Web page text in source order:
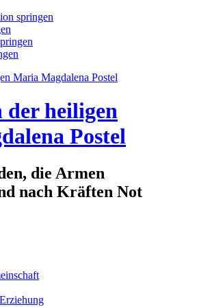
springen
der heiligen
Postel
die Armen
nach Kräften Not